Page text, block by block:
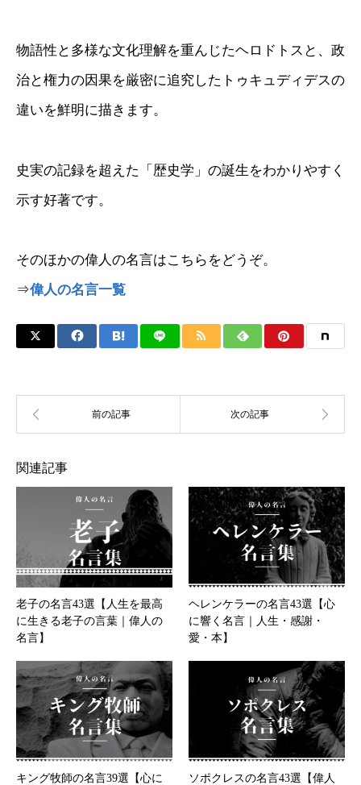
物語性と多様な文化理解を重んじたヘロドトスと、政
治と権力の因果を厳密に追究したトゥキュディデスの
違いを鮮明に描きます。
史実の記録を超えた「歴史学」の誕生をわかりやすく
示す好著です。
そのほかの偉人の名言はこちらをどうぞ。
⇒偉人の名言一覧
関連記事
老子の名言43選【人生を最高
に生きる老子の言葉｜偉人の
名言】
ヘレンケラーの名言43選【心
に響く名言｜人生・感謝・
愛・本】
キング牧師の名言39選【心に
ソポクレスの名言43選【偉人